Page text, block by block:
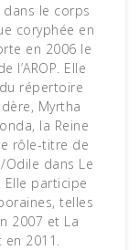
dans le corps
coryphée en
en 2006 le
l’AROP. Elle
répertoire
Myrtha
la Reine
rôle-titre de
dans Le
Elle participe
telles
2007 et La
2011.